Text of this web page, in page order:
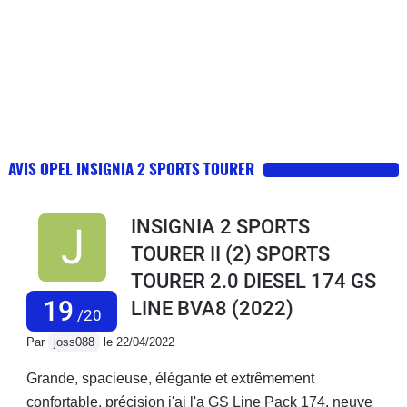
AVIS OPEL INSIGNIA 2 SPORTS TOURER
19 /20
INSIGNIA 2 SPORTS
TOURER II (2) SPORTS
TOURER 2.0 DIESEL 174 GS
LINE BVA8 (2022)
Par joss088 le 22/04/2022
Grande, spacieuse, élégante et extrêmement
confortable, précision j'ai l'a GS Line Pack 174. neuve